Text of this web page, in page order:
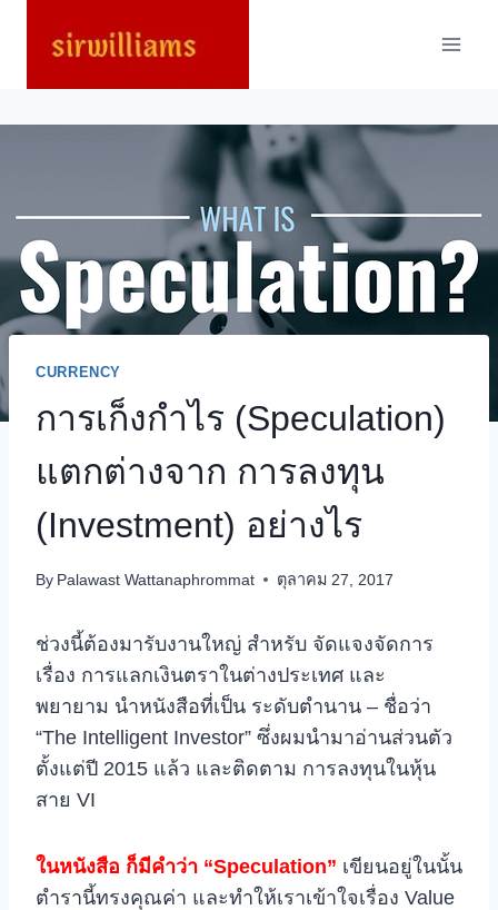
CURRENCY
การเก็งกำไร (Speculation)
แตกต่างจาก การลงทุน
(Investment) อย่างไร
By Palawast Wattanaphrommat ตุลาคม 27, 2017
ช่วงนี้ต้องมารับงานใหญ่ สำหรับ จัดแจงจัดการ
เรื่อง การแลกเงินตราในต่างประเทศ และ
พยายาม นำหนังสือที่เป็น ระดับตำนาน – ชื่อว่า
“The Intelligent Investor” ซึ่งผมนำมาอ่านส่วนตัว
ตั้งแต่ปี 2015 แล้ว และติดตาม การลงทุนในหุ้น
สาย VI
ในหนังสือ ก็มีคำว่า “Speculation” เขียนอยู่ในนั้น
ตำรานี้ทรงคุณค่า และทำให้เราเข้าใจเรื่อง Value